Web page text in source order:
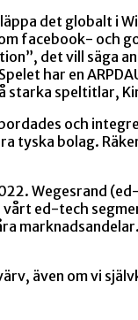
det globalt i
facebook- och
det vill säga
har en
speltitlar,
och
bolag.
Wegesrand
vårt ed-tech
även om vi